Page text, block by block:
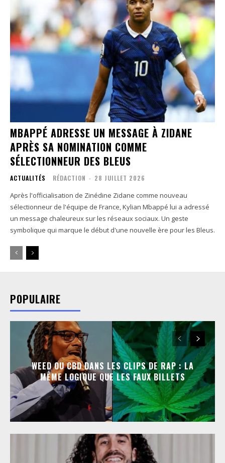
MBAPPÉ ADRESSE UN MESSAGE À ZIDANE
APRÈS SA NOMINATION COMME
SÉLECTIONNEUR DES BLEUS
ACTUALITÉS RÉDACTION - 28 JUILLET 2026
Après l'officialisation de Zinédine Zidane comme nouveau
sélectionneur de l'équipe de France, Kylian Mbappé lui a adressé
un message chaleureux sur les réseaux sociaux. Un geste
symbolique qui marque le début d'une nouvelle ère pour les Bleus.
POPULAIRE
WEED OU CBD DANS LES CLIPS DE RAP : LA
MÊME LOGIQUE QUE LES FAUX BILLETS